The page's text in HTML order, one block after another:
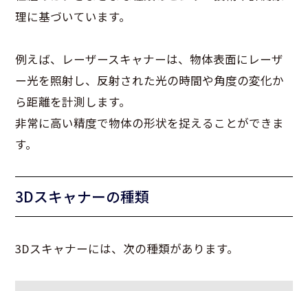
理に基づいています。
例えば、レーザースキャナーは、物体表面にレーザ
ー光を照射し、反射された光の時間や角度の変化か
ら距離を計測します。
非常に高い精度で物体の形状を捉えることができま
す。
3Dスキャナーの種類
3Dスキャナーには、次の種類があります。